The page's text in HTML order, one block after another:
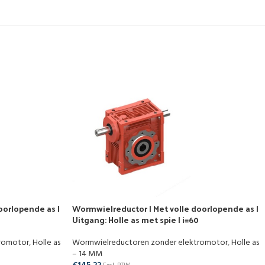
as |
,Holle as
Wormwielreductor | Met volle doorlopende as |
Uitgang: Holle as met spie | i=60
Wormwielreductoren zonder elektromotor,Holle as
– 14 MM